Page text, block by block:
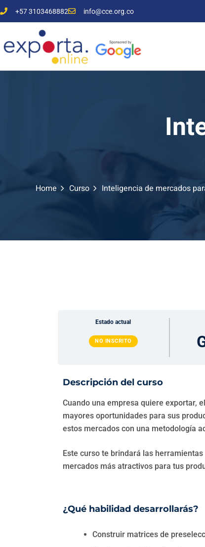
+57 3103468882 info@cce.org.co
Home Curso Inteligencia de mercados
Estado actual
NO INSCRITO
Descripción del curso
Cuando una empresa quiere exportar,
mayores oportunidades para sus
estos mercados con una metodología
Este curso te brindará las
mercados más atractivos para tus
¿Qué habilidad desarrollarás?
Construir matrices de